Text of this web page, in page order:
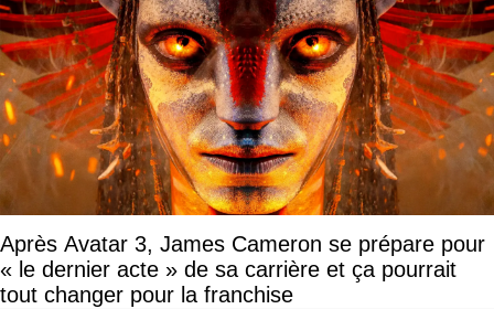
Après Avatar 3, James Cameron se prépare pour
« le dernier acte » de sa carrière et ça pourrait
tout changer pour la franchise